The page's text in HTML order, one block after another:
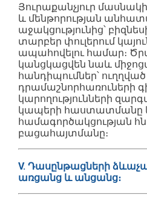
Յուրաքանչյուր
և մենթորության
աջակցությունից՝
տարբեր փուլերում
ապահովելու համար։
կանցկացվեն նաև
հանդիպումներ՝ ուղղված
դրամաշնորհառուների
կարողությունների
կապերի հաստատմանը
համագործակցության
բացահայտմանը։
V. Դասընթացների
առցանց և անցանց։